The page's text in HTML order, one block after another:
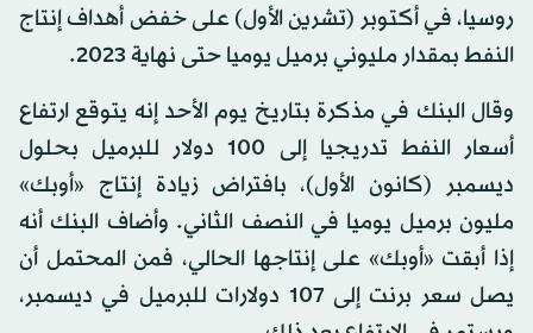
روسيا، في أكتوبر (تشرين الأول) على خفض أهداف إنتاج
النفط بمقدار مليوني برميل يوميا حتى نهاية 2023.
وقال البنك في مذكرة بتاريخ يوم الأحد إنه يتوقع ارتفاع
أسعار النفط تدريجيا إلى 100 دولار للبرميل بحلول
ديسمبر (كانون الأول)، بافتراض زيادة إنتاج «أوبك»
مليون برميل يوميا في النصف الثاني. وأضاف البنك أنه
إذا أبقت «أوبك» على إنتاجها الحالي، فمن المحتمل أن
يصل سعر برنت إلى 107 دولارات للبرميل في ديسمبر،